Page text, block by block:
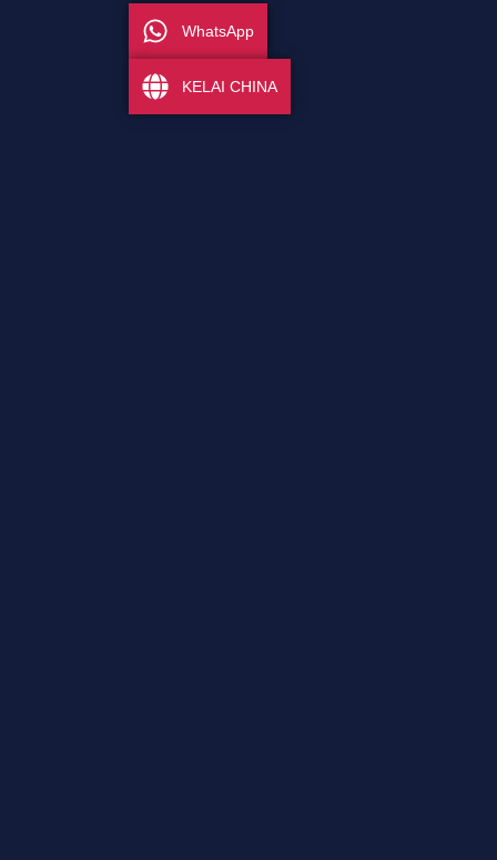
WhatsApp
KELAI CHINA